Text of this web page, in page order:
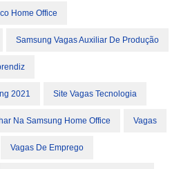
Home Office
Samsung Vagas Auxiliar De Produção
2021 Site Vagas Tecnologia
Na Samsung Home Office Vagas
Vagas De Emprego